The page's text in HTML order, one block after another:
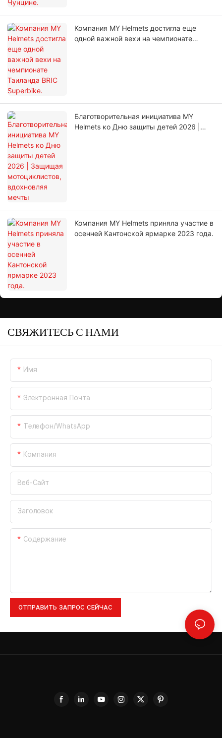
Компания MY Helmets достигла еще
одной важной вехи на чемпионате
Благотворительная инициатива MY
Helmets ко Дню защиты детей 2026 |
Компания MY Helmets приняла участие в
осенней Кантонской ярмарке 2023 года.
СВЯЖИТЕСЬ С НАМИ
Имя
Электронная Почта
Телефон/WhatsApp
Компания
Веб-Сайт
Заголовок
Содержание
ОТПРАВИТЬ ЗАПРОС СЕЙЧАС